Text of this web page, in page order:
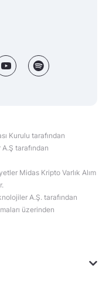
Kurulu tarafından
tarafından
Midas Kripto Varlık Alım
A.Ş. tarafından
üzerinden